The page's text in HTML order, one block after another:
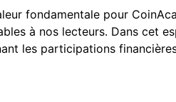
fondamentale pour
à nos lecteurs. Dans cet
les participations